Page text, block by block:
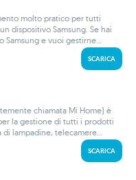
molto pratico per tutti
dispositivo Samsung. Se hai
e vuoi gestirne...
SCARICA
chiamata Mi Home) è
la gestione di tutti i prodotti
di lampadine, telecamere...
SCARICA